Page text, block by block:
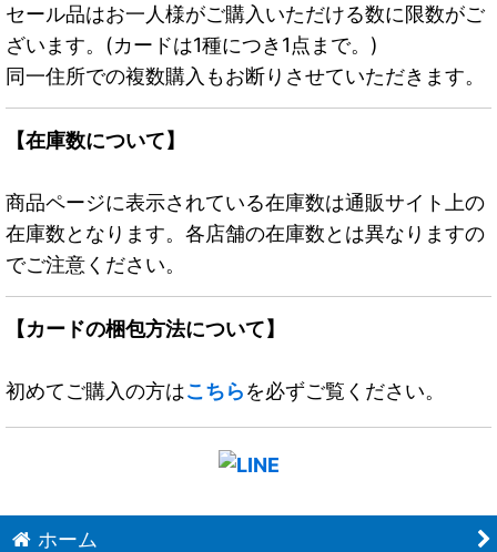
セール品はお一人様がご購入いただける数に限数がご
ざいます。(カードは1種につき1点まで。)
同一住所での複数購入もお断りさせていただきます。
【在庫数について】
商品ページに表示されている在庫数は通販サイト上の
在庫数となります。各店舗の在庫数とは異なりますの
でご注意ください。
【カードの梱包方法について】
初めてご購入の方はこちらを必ずご覧ください。
ホーム